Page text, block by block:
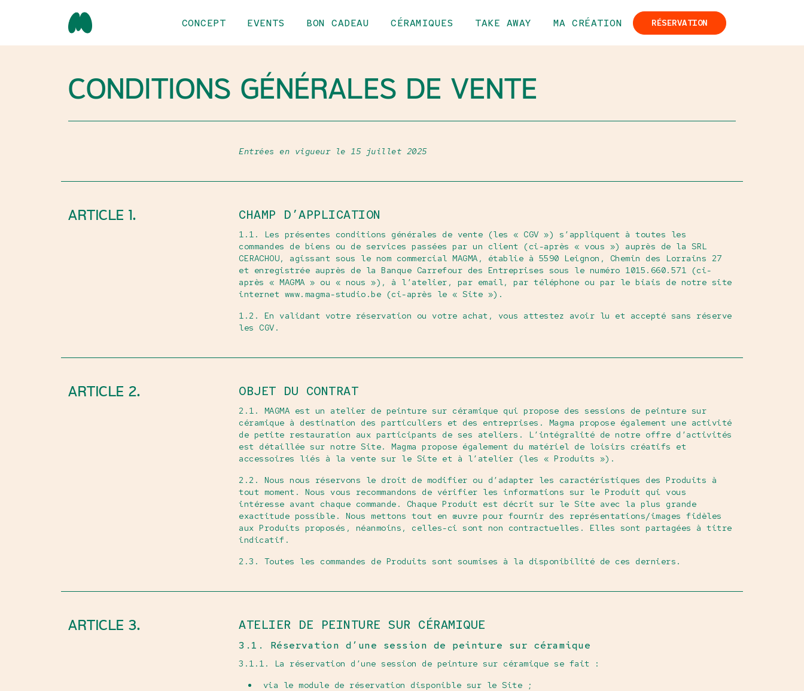
CONCEPT EVENTS BON CADEAU CÉRAMIQUES TAKE AWAY MA CRÉATION RÉSERVATION
CONDITIONS GÉNÉRALES DE VENTE
Entrées en vigueur le 15 juillet 2025
ARTICLE 1. CHAMP D’APPLICATION
1.1. Les présentes conditions générales de vente (les « CGV ») s’appliquent à toutes les
commandes de biens ou de services passées par un client (ci-après « vous ») auprès de la SRL
CERACHOU, agissant sous le nom commercial MAGMA, établie à 5590 Leignon, Chemin des Lorrains 27
et enregistrée auprès de la Banque Carrefour des Entreprises sous le numéro 1015.660.571 (ci-
après « MAGMA » ou « nous »), à l’atelier, par email, par téléphone ou par le biais de notre site
internet www.magma-studio.be (ci-après le « Site »).
1.2. En validant votre réservation ou votre achat, vous attestez avoir lu et accepté sans réserve
les CGV.
ARTICLE 2. OBJET DU CONTRAT
2.1. MAGMA est un atelier de peinture sur céramique qui propose des sessions de peinture sur
céramique à destination des particuliers et des entreprises. Magma propose également une activité
de petite restauration aux participants de ses ateliers. L’intégralité de notre offre d’activités
est détaillée sur notre Site. Magma propose également du matériel de loisirs créatifs et
accessoires liés à la vente sur le Site et à l’atelier (les « Produits »).
2.2. Nous nous réservons le droit de modifier ou d’adapter les caractéristiques des Produits à
tout moment. Nous vous recommandons de vérifier les informations sur le Produit qui vous
intéresse avant chaque commande. Chaque Produit est décrit sur le Site avec la plus grande
exactitude possible. Nous mettons tout en œuvre pour fournir des représentations/images fidèles
aux Produits proposés, néanmoins, celles-ci sont non contractuelles. Elles sont partagées à titre
indicatif.
2.3. Toutes les commandes de Produits sont soumises à la disponibilité de ces derniers.
ARTICLE 3. ATELIER DE PEINTURE SUR CÉRAMIQUE
3.1. Réservation d’une session de peinture sur céramique
3.1.1. La réservation d’une session de peinture sur céramique se fait :
­ via le module de réservation disponible sur le Site ;